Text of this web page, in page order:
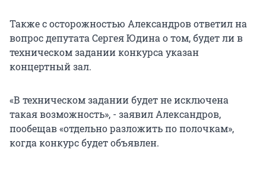
Также с осторожностью Александров ответил на
вопрос депутата Сергея Юдина о том, будет ли в
техническом задании конкурса указан
концертный зал.
«В техническом задании будет не исключена
такая возможность», - заявил Александров,
пообещав «отдельно разложить по полочкам»,
когда конкурс будет объявлен.